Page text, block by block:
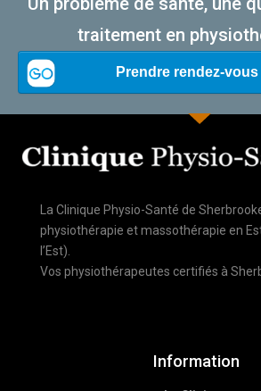
traitement en
La Clinique Physio-Santé de
physiothérapie et massothérapie en
l’Est).
Vos physiothérapeutes certifiés à
Information